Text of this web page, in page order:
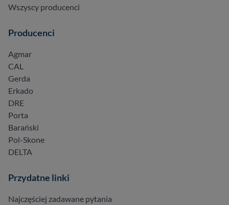
Wszyscy producenci
Producenci
Agmar
CAL
Gerda
Erkado
DRE
Porta
Barański
Pol-Skone
DELTA
Przydatne linki
Najczęściej zadawane pytania